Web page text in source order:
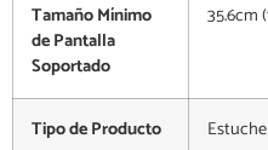
Tamaño Mínimo
de Pantalla
Soportado
35.6cm
Tipo de Producto